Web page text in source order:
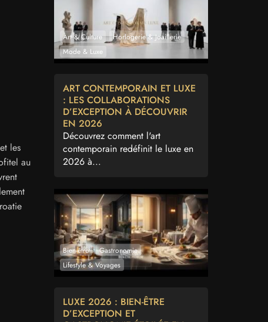
les
au
Art & Culture
Horlogerie & Joaillerie
Mode & Luxe
ART CONTEMPORAIN ET LUXE
: LES COLLABORATIONS
D’EXCEPTION À DÉCOUVRIR
EN 2026
Découvrez comment l'art
contemporain redéfinit le luxe en
2026 à...
Bien-être
Gastronomie
Lifestyle & Voyages
LUXE 2026 : BIEN-ÊTRE
D’EXCEPTION ET